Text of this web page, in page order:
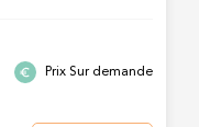
Prix Sur demande